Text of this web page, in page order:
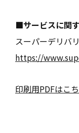
■サービスに関
スーパーデリバ
https://
印刷用PDFはこ